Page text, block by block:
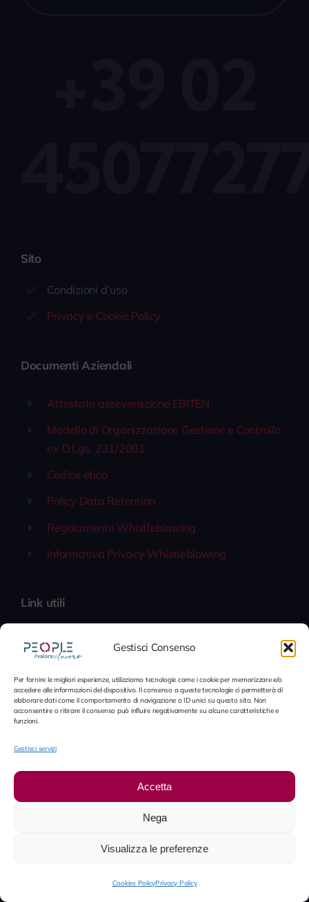
Gestisci Consenso
Per fornire le migliori esperienze, utilizziamo tecnologie come i cookie per memorizzare e/o
accedere alle informazioni del dispositivo. Il consenso a queste tecnologie ci permetterà di
elaborare dati come il comportamento di navigazione o ID unici su questo sito. Non
acconsentire o ritirare il consenso può influire negativamente su alcune caratteristiche e
funzioni.
Gestisci servizi
Accetta
Nega
Visualizza le preferenze
Cookies PolicyPrivacy Policy
Sito
Condizioni d’uso
Privacy e Cookie Policy
Documenti Aziendali
Attestato asseverazione EBITEN
Modello di Organizzazione Gestione e Controllo
ex D.Lgs. 231/2001
Codice etico
Policy Data Retention
Regolamento Whistleblowing
Informativa Privacy Whistleblowing
Link utili
Certificazione di qualità
Piattaforma Whistleblowing
Contatti
© 2012 - 2026 People S.p.A. • È vietata la riproduzione in